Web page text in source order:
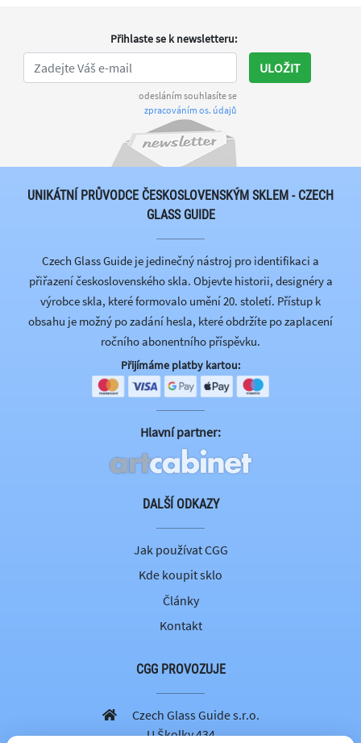
Přihlaste se k newsletteru:
odesláním souhlasíte se
zpracováním os. údajů
ULOŽIT
UNIKÁTNÍ PRŮVODCE ČESKOSLOVENSKÝM SKLEM - CZECH
GLASS GUIDE
Czech Glass Guide je jedinečný nástroj pro identifikaci a
přiřazení československého skla. Objevte historii, designéry a
výrobce skla, které formovalo umění 20. století. Přístup k
obsahu je možný po zadání hesla, které obdržíte po zaplacení
ročního abonentního příspěvku.
Přijímáme platby kartou:
Hlavní partner:
DALŠÍ ODKAZY
Jak používat CGG
Kde koupit sklo
Články
Kontakt
CGG PROVOZUJE
Czech Glass Guide s.r.o.
U Školky 434